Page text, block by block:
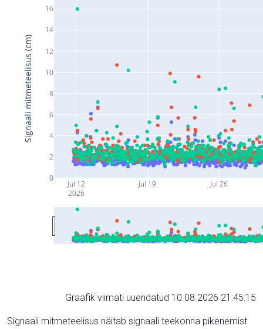
Jul 12
2026
Jul 19 Jul 26
0
2
4
6
8
10
12
14
16
Signaali mitmeteelisus (cm)
Graafik viimati uuendatud 10.08.2026 21:45:15
Signaali mitmeteelisus näitab signaali teekonna pikenemist